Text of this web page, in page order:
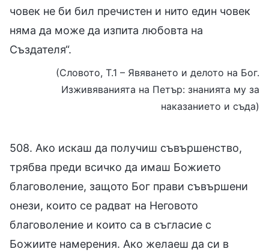
човек не би бил пречистен и нито един човек
няма да може да изпита любовта на
Създателя“.
(Словото, Т.1 – Явяването и делото на Бог.
Изживяванията на Петър: знанията му за
наказанието и съда)
508. Ако искаш да получиш съвършенство,
трябва преди всичко да имаш Божието
благоволение, защото Бог прави съвършени
онези, които се радват на Неговото
благоволение и които са в съгласие с
Божиите намерения. Ако желаеш да си в